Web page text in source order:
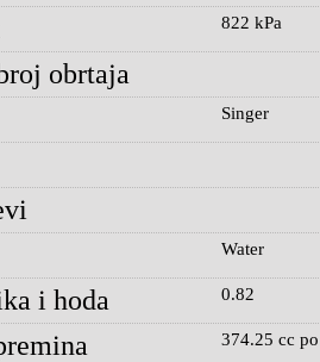
822 kPa
obrtaja
Singer
Water
0.82
i hoda
374.25 cc